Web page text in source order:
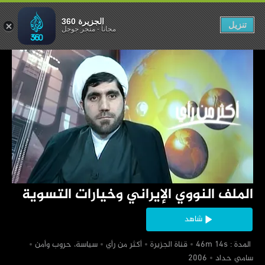
‏الملف النووي الإيراني وخيارات التسوية
شاهد
‏ المدة : 46m 14s
‏قناة الجزيرة ‏أكثر من رأي
‏سياسة، حروب وأمن
‏سامي حداد
التسوية
الجزيرة 360
مجاناً-متجر جوجل تنزيل